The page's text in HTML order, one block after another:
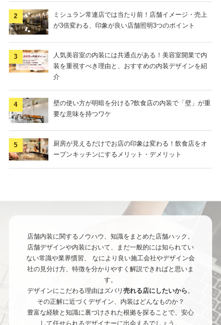
ミシュラン常連店では当たり前！店舗イメージ・売上
が3倍変わる、印象が良い店舗照明3つのポイント
人気美容室の内装には共通点がある！美容室開業で内
装を重視すべき理由と、おすすめの内装デザインを紹
介
壁の使い方が明暗を分ける?飲食店の内装で「壁」が重
要な意味を持つワケ
厨房が見えるだけでお店の印象は変わる！飲食店をオ
ープンキッチンにするメリット・デメリット
店舗内装に関するノウハウ、知識をまとめた店舗ハック。
店舗デザインや内装において、まだ一般的には知られてい
ない常識や業界慣習、
なにより良い施工会社やデザイン会
社の見分け方、特徴を分かりやすく解説できればと思いま
す。
デザインにこだわる理由はズバリ 売れる店にしたいから 。
その正解に近づくデザイン、内装はどんなものか？
豊富な経験と知識に裏づけされた根拠を探ることで、安心
して任せられるデザイナーに出会えるでしょう。